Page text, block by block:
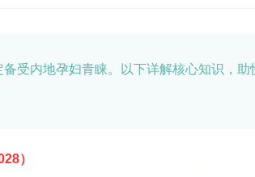
受内地孕妇青睐。以下详解核心知识，助
）